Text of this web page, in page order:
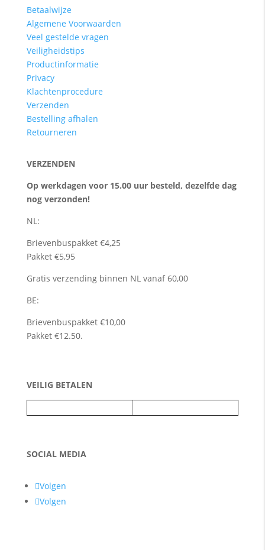
Betaalwijze
Algemene Voorwaarden
Veel gestelde vragen
Veiligheidstips
Productinformatie
Privacy
Klachtenprocedure
Verzenden
Bestelling afhalen
Retourneren
VERZENDEN
Op werkdagen voor 15.00 uur besteld, dezelfde dag
nog verzonden!
NL:
Brievenbuspakket €4,25
Pakket €5,95
Gratis verzending binnen NL vanaf 60,00
BE:
Brievenbuspakket €10,00
Pakket €12.50.
VEILIG BETALEN
SOCIAL MEDIA
Volgen
Volgen